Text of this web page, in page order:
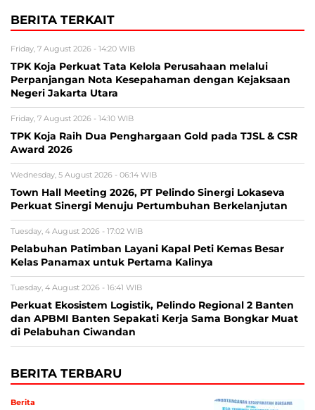
BERITA TERKAIT
Friday, 7 August 2026 - 14:20 WIB
TPK Koja Perkuat Tata Kelola Perusahaan melalui
Perpanjangan Nota Kesepahaman dengan Kejaksaan
Negeri Jakarta Utara
Friday, 7 August 2026 - 14:10 WIB
TPK Koja Raih Dua Penghargaan Gold pada TJSL & CSR
Award 2026
Wednesday, 5 August 2026 - 06:14 WIB
Town Hall Meeting 2026, PT Pelindo Sinergi Lokaseva
Perkuat Sinergi Menuju Pertumbuhan Berkelanjutan
Tuesday, 4 August 2026 - 17:02 WIB
Pelabuhan Patimban Layani Kapal Peti Kemas Besar
Kelas Panamax untuk Pertama Kalinya
Tuesday, 4 August 2026 - 16:41 WIB
Perkuat Ekosistem Logistik, Pelindo Regional 2 Banten
dan APBMI Banten Sepakati Kerja Sama Bongkar Muat
di Pelabuhan Ciwandan
BERITA TERBARU
Berita